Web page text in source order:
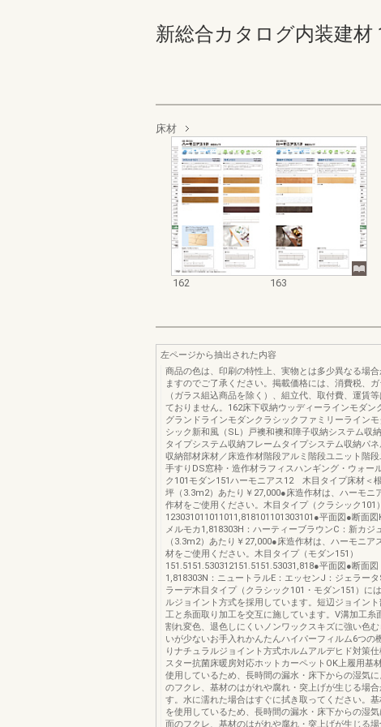
新総合カタログ内装建材
床材
162 163
左ページから抽出された内容
商品の色は、印刷の特性上、実物とは多少異なる場
ますのでご了承ください。掲載価格には、消費税、
（ガラス組込商品を除く）、組立代、取付費、運賃
ておりません。162床下収納ウッディーラインモダン
グランドラインモダンクラシックファミリーラインモ
シック新和風（SL）戸襖和襖和障子収納システム収
タイプシステム収納フレームタイプシステム収納パ
収納部材床材／床造作材階段アルミ階段ユニット階段
手すりDS窓枠・造作材ラフィスハンギング・ウォー
ク101モダン151ハーモニアス12 木目タイプ床材＜
坪（3.3m2）あたり￥27,000●床造作材は、ハーモニ
作材をご使用ください。木目タイプ（クラシック101）
123031011011011,818101101303101●平面図●断面図
メルモカ1,818303H：ハーティーブラウンC：新カジ
（3.3m2）あたり￥27,000●床造作材は、ハーモニア
材をご使用ください。木目タイプ（モダン151）
151.5151.530312151.5151.53031,818●平面図●断面図
1,818303N：ニュートラルE：エッセンJ：ジェラー
ラーデ木目タイプ（クラシック101・モダン151）に
ルジョイント方式を採用しています。短辺ジョイント
工と糸面取り加工を交互に施しています。V溝加工糸
割れ変色、退色しにくいノンワックスキズに強い色む
いが少ないお手入れかんたんハイパーフィルム6つの
りナチュラルジョイント方式ホルムアルデヒド対策仕
スター抗菌床暖房対応ホットカーペットOK上履用基
使用しているため、長時間の漏水・床下からの湿気
のフクレ、基材のはがれや腐れ・突上げが生じる場合
す。水に濡れた場合はすぐに拭き取ってください。基
を使用しているため、長時間の漏水・床下からの湿気
面のフクレ、基材のはがれや腐れ・突上げが生じる場